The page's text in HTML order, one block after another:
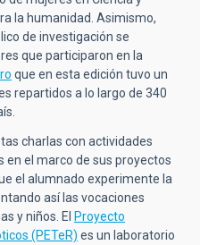
la humanidad. Asimismo,
de investigación se
que participaron en la
que en esta edición tuvo un
repartidos a lo largo de 340
charlas con actividades
el marco de sus proyectos
el alumnado experimente la
así las vocaciones
y niños. El Proyecto
ticos (PETeR) es un laboratorio